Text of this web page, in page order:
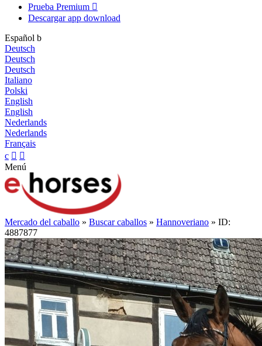
Prueba Premium 
Descargar app download
Español b
Deutsch
Deutsch
Deutsch
Italiano
Polski
English
English
Nederlands
Nederlands
Français
c  
Menú
Mercado del caballo » Buscar caballos » Hannoveriano » ID:
4887877